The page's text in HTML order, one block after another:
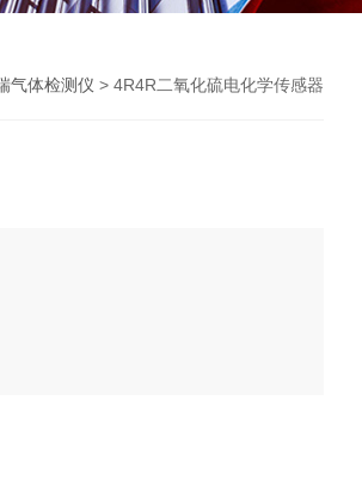
气体检测仪 > 4R4R二氧化硫电化学传感器